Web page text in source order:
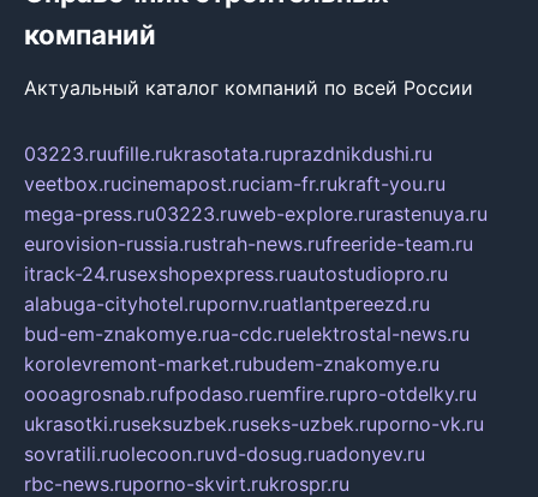
компаний
Актуальный каталог компаний по всей России
03223.ruufille.rukrasotata.ruprazdnikdushi.ru
veetbox.rucinemapost.ruciam-fr.rukraft-you.ru
mega-press.ru03223.ruweb-explore.rurastenuya.ru
eurovision-russia.rustrah-news.rufreeride-team.ru
itrack-24.rusexshopexpress.ruautostudiopro.ru
alabuga-cityhotel.rupornv.ruatlantpereezd.ru
bud-em-znakomye.rua-cdc.ruelektrostal-news.ru
korolevremont-market.rubudem-znakomye.ru
oooagrosnab.rufpodaso.ruemfire.rupro-otdelky.ru
ukrasotki.ruseksuzbek.ruseks-uzbek.ruporno-vk.ru
sovratili.ruolecoon.ruvd-dosug.ruadonyev.ru
rbc-news.ruporno-skvirt.rukrospr.ru